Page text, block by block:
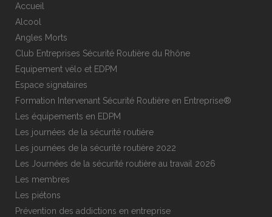
Accueil
Alcool
Angles Morts
Club Entreprises Sécurité Routière du Rhône
Equipement vélo et EDPM
Espace signataires
Formation Intervenant Sécurité Routière en Entreprise®
Les équipements en EDPM
Les journées de la sécurité routière
Les journées de la sécurité routière 2022
Les Journées de la sécurité routière au travail 2026
Les membres
Les piétons
Prévention des addictions en entreprise